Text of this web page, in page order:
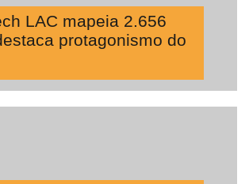
LAC mapeia 2.656
protagonismo do